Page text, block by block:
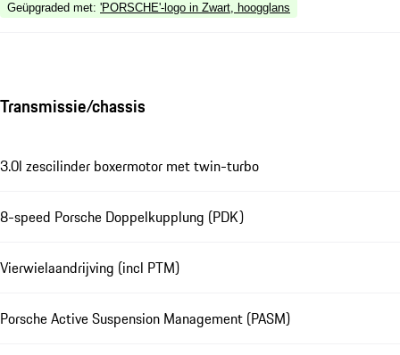
Geüpgraded met: 'PORSCHE'-logo in Zwart, hoogglans
Transmissie/chassis
3.0l zescilinder boxermotor met twin-turbo
8-speed Porsche Doppelkupplung (PDK)
Vierwielaandrijving (incl PTM)
Porsche Active Suspension Management (PASM)